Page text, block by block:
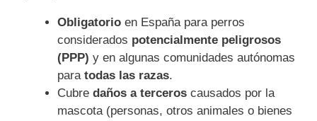
Obligatorio en España para perros
considerados potencialmente peligrosos
(PPP) y en algunas comunidades autónomas
para todas las razas.
Cubre daños a terceros causados por la
mascota (personas, otros animales o bienes